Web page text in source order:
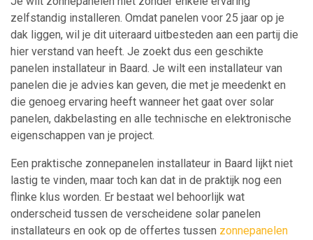
zelfstandig installeren. Omdat panelen voor 25 jaar op je
dak liggen, wil je dit uiteraard uitbesteden aan een partij die
hier verstand van heeft. Je zoekt dus een geschikte
panelen installateur in Baard. Je wilt een installateur van
panelen die je advies kan geven, die met je meedenkt en
die genoeg ervaring heeft wanneer het gaat over solar
panelen, dakbelasting en alle technische en elektronische
eigenschappen van je project.
Een praktische zonnepanelen installateur in Baard lijkt niet
lastig te vinden, maar toch kan dat in de praktijk nog een
flinke klus worden. Er bestaat wel behoorlijk wat
onderscheid tussen de verscheidene solar panelen
installateurs en ook op de offertes tussen zonnepanelen